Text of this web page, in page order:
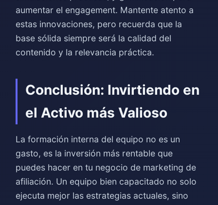
aumentar el engagement. Mantente atento a
estas innovaciones, pero recuerda que la
base sólida siempre será la calidad del
contenido y la relevancia práctica.
Conclusión: Invirtiendo en
el Activo más Valioso
La formación interna del equipo no es un
gasto, es la inversión más rentable que
puedes hacer en tu negocio de marketing de
afiliación. Un equipo bien capacitado no solo
ejecuta mejor las estrategias actuales, sino